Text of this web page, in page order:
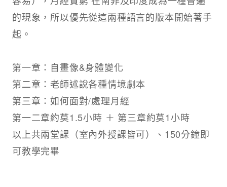
的現象，所以優先從這兩種語言的版本開始著手
起。​
第一章：自畫像&身體變化​
第二章：老師述說各種情境劇本​
第三章：如何面對/處理月經​
第一二章約莫1.5小時 ＋ 第三章約莫1小時​
以上共兩堂課（室內外授課皆可）、150分鐘即
可教學完畢​